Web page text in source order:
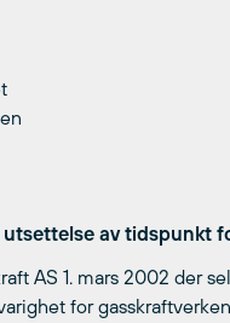
av tidspunkt
AS 1. mars 2002 der
for